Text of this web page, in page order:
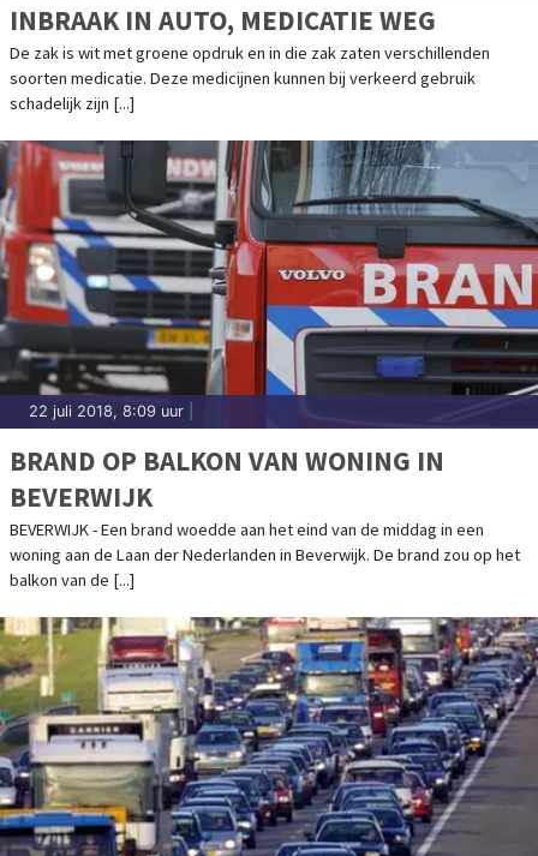
INBRAAK IN AUTO, MEDICATIE WEG
De zak is wit met groene opdruk en in die zak zaten verschillenden
soorten medicatie. Deze medicijnen kunnen bij verkeerd gebruik
schadelijk zijn [...]
22 juli 2018, 8:09 uur
BRAND OP BALKON VAN WONING IN
BEVERWIJK
BEVERWIJK - Een brand woedde aan het eind van de middag in een
woning aan de Laan der Nederlanden in Beverwijk. De brand zou op het
balkon van de [...]